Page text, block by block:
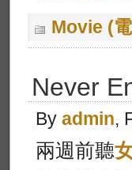
Movie (
Never
By admin,
兩週前聽